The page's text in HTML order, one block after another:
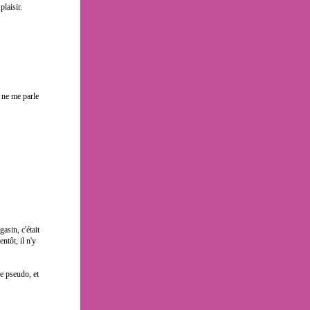
me parle
c'était
il n'y
pseudo, et